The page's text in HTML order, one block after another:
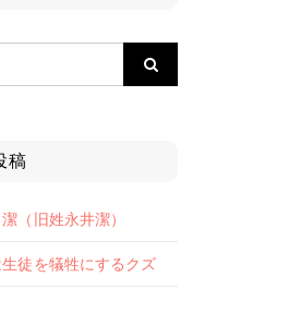
稿
（旧姓永井潔）
徒を犠牲にするクズ